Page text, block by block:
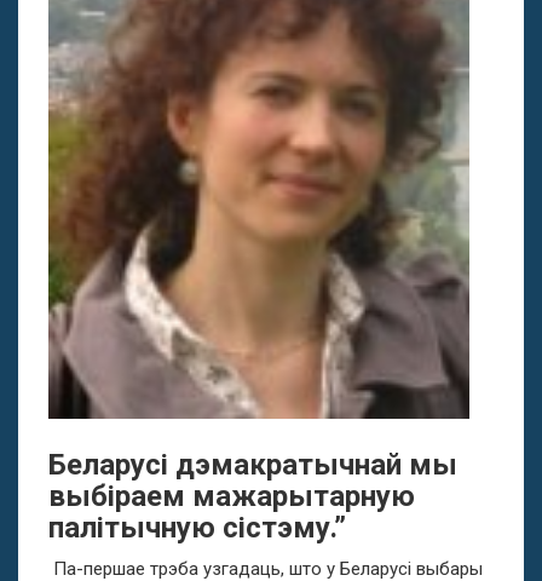
Беларусі дэмакратычнай мы
выбіраем мажарытарную
палітычную сістэму.”
Па-першае трэба узгадаць, што у Беларусі выбары